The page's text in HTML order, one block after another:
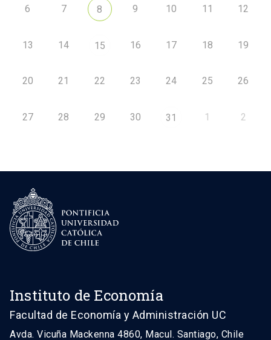
6 7 8 9 10 11 12
13 14 15 16 17 18 19
20 21 22 23 24 25 26
27 28 29 30 31 1 2
Instituto de Economía
Facultad de Economía y Administración UC
Avda. Vicuña Mackenna 4860, Macul. Santiago, Chile